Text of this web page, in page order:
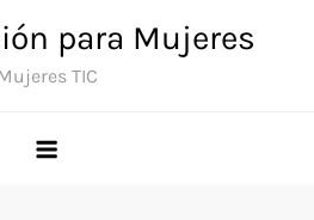
para Mujeres
TIC